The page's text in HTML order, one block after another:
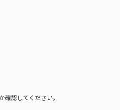
認してください。